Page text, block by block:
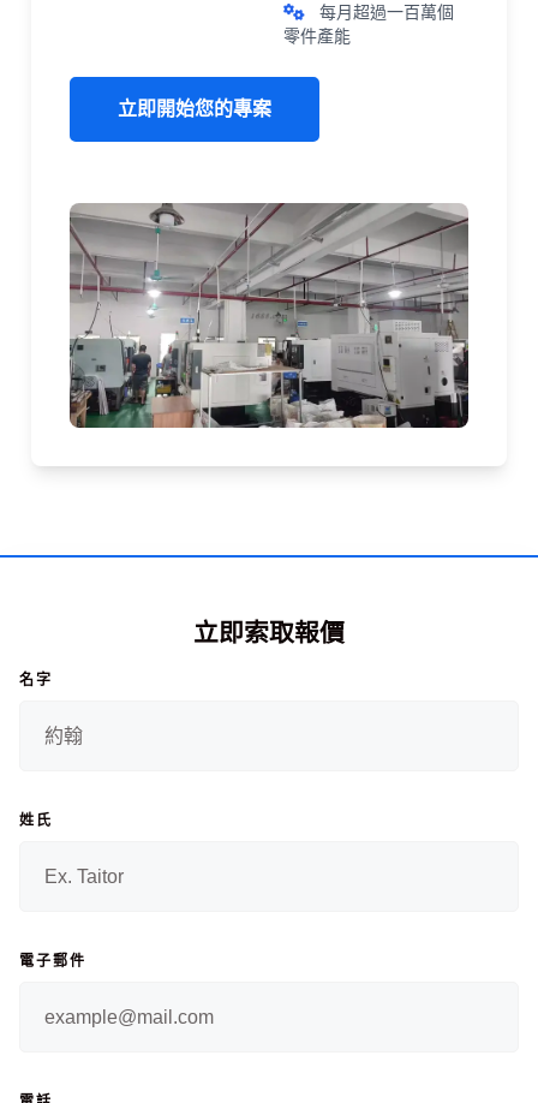
每月超過一百萬個
零件產能
立即開始您的專案
立即索取報價
名字
姓氏
電子郵件